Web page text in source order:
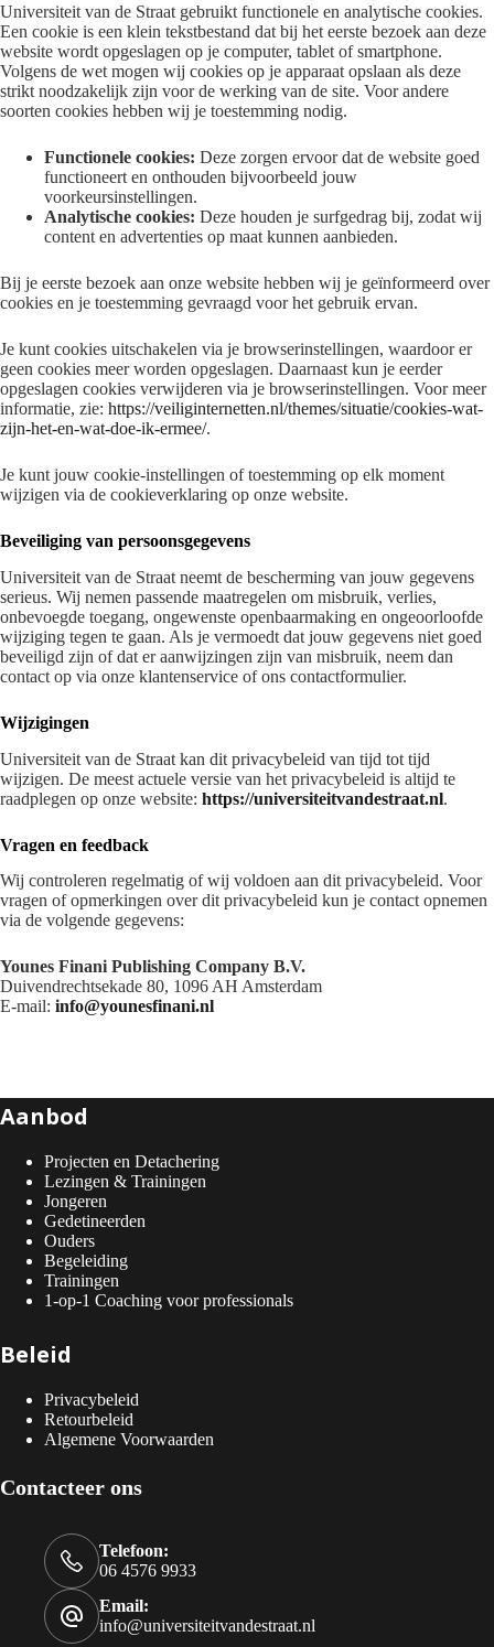
Universiteit van de Straat gebruikt functionele en analytische cookies.
Een cookie is een klein tekstbestand dat bij het eerste bezoek aan deze
website wordt opgeslagen op je computer, tablet of smartphone.
Volgens de wet mogen wij cookies op je apparaat opslaan als deze
strikt noodzakelijk zijn voor de werking van de site. Voor andere
soorten cookies hebben wij je toestemming nodig.
Functionele cookies: Deze zorgen ervoor dat de website goed
functioneert en onthouden bijvoorbeeld jouw
voorkeursinstellingen.
Analytische cookies: Deze houden je surfgedrag bij, zodat wij
content en advertenties op maat kunnen aanbieden.
Bij je eerste bezoek aan onze website hebben wij je geïnformeerd over
cookies en je toestemming gevraagd voor het gebruik ervan.
Je kunt cookies uitschakelen via je browserinstellingen, waardoor er
geen cookies meer worden opgeslagen. Daarnaast kun je eerder
opgeslagen cookies verwijderen via je browserinstellingen. Voor meer
informatie, zie: https://veiliginternetten.nl/themes/situatie/cookies-wat-
zijn-het-en-wat-doe-ik-ermee/.
Je kunt jouw cookie-instellingen of toestemming op elk moment
wijzigen via de cookieverklaring op onze website.
Beveiliging van persoonsgegevens
Universiteit van de Straat neemt de bescherming van jouw gegevens
serieus. Wij nemen passende maatregelen om misbruik, verlies,
onbevoegde toegang, ongewenste openbaarmaking en ongeoorloofde
wijziging tegen te gaan. Als je vermoedt dat jouw gegevens niet goed
beveiligd zijn of dat er aanwijzingen zijn van misbruik, neem dan
contact op via onze klantenservice of ons contactformulier.
Wijzigingen
Universiteit van de Straat kan dit privacybeleid van tijd tot tijd
wijzigen. De meest actuele versie van het privacybeleid is altijd te
raadplegen op onze website: https://universiteitvandestraat.nl.
Vragen en feedback
Wij controleren regelmatig of wij voldoen aan dit privacybeleid. Voor
vragen of opmerkingen over dit privacybeleid kun je contact opnemen
via de volgende gegevens:
Younes Finani Publishing Company B.V.
Duivendrechtsekade 80, 1096 AH Amsterdam
E-mail: info@younesfinani.nl
Aanbod
Projecten en Detachering
Lezingen & Trainingen
Jongeren
Gedetineerden
Ouders
Begeleiding
Trainingen
1-op-1 Coaching voor professionals
Beleid
Privacybeleid
Retourbeleid
Algemene Voorwaarden
Contacteer ons
Telefoon:
06 4576 9933
Email:
info@universiteitvandestraat.nl